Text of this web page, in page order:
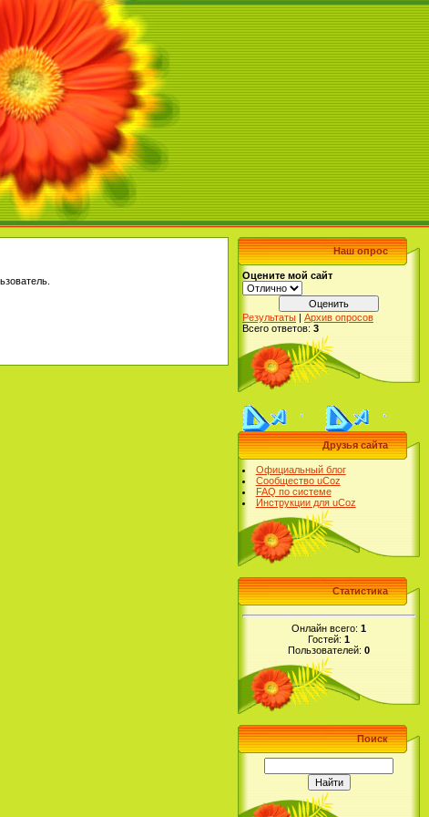
Наш опрос
Оцените мой сайт
Результаты | Архив опросов
Всего ответов: 3
Друзья сайта
Официальный блог
Сообщество uCoz
FAQ по системе
Инструкции для uCoz
Статистика
Онлайн всего: 1
Гостей: 1
Пользователей: 0
Поиск